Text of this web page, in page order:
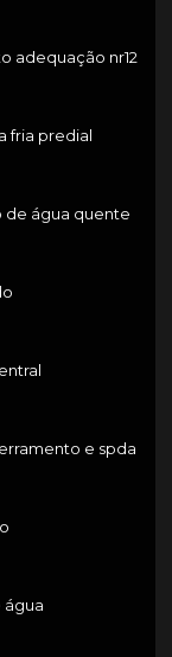
adequação nr12
fria predial
de água quente
e spda